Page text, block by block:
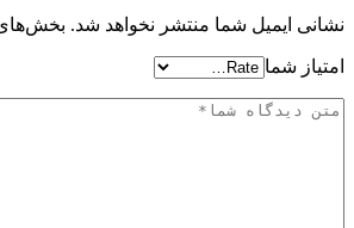
نشانی ایمیل شما منتشر نخواهد شد. بخش‌های
امتیاز شما